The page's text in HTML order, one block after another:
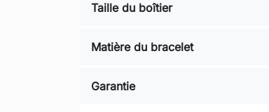
Taille du boîtier
Matière du bracelet
Garantie